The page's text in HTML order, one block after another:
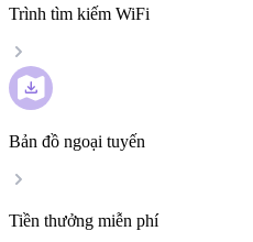
Trình tìm kiếm WiFi
Bản đồ ngoại tuyến
Tiền thưởng miễn phí